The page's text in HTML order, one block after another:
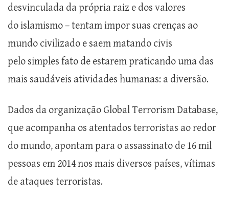
desvinculada da própria raiz e dos valores
do islamismo – tentam impor suas crenças ao
mundo civilizado e saem matando civis
pelo simples fato de estarem praticando uma das
mais saudáveis atividades humanas: a diversão.
Dados da organização Global Terrorism Database,
que acompanha os atentados terroristas ao redor
do mundo, apontam para o assassinato de 16 mil
pessoas em 2014 nos mais diversos países, vítimas
de ataques terroristas.